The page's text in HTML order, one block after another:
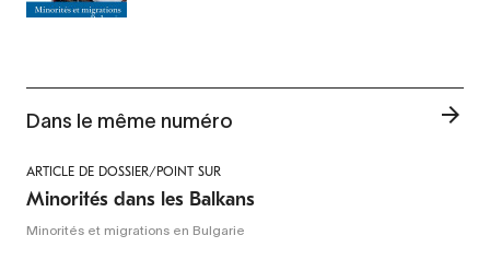
Dans le même numéro
ARTICLE DE DOSSIER/POINT SUR
Minorités dans les Balkans
Minorités et migrations en Bulgarie